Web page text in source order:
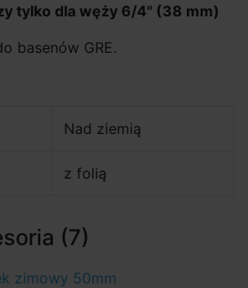
tylko dla węży 6/4" (38 mm)
basenów GRE.
Nad ziemią
z folią
(7)
zimowy 50mm